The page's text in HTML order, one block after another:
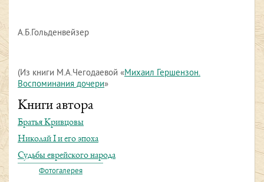
А.Б.Гольденвейзер
(Из книги М.А.Чегодаевой «Михаил Гершензон.
Воспоминания дочери»
Книги автора
Братья Кривцовы
Николай I и его эпоха
Судьбы еврейского народа
Фотогалерея